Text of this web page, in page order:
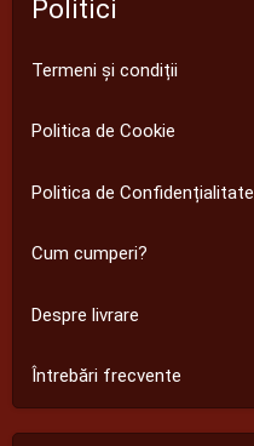
Politici
Termeni și condiții
Politica de Cookie
Politica de Confidențialitate
Cum cumperi?
Despre livrare
Întrebări frecvente